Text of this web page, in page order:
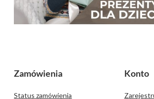
Zamówienia
Status zamówienia
Konto